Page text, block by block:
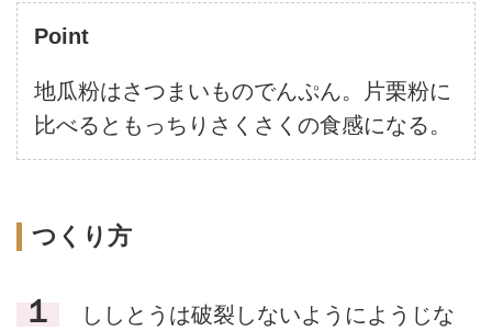
Point
地瓜粉はさつまいものでんぷん。片栗粉に
比べるともっちりさくさくの食感になる。
つくり方
１ ししとうは破裂しないようにようじな